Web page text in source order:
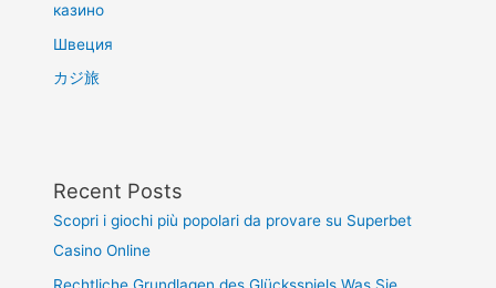
казино
Швеция
カジ旅
Recent Posts
Scopri i giochi più popolari da provare su Superbet
Casino Online
Rechtliche Grundlagen des Glücksspiels Was Sie